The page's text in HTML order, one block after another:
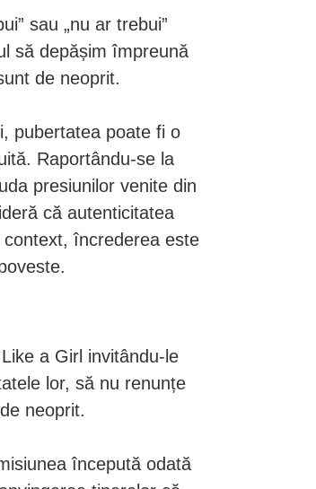
sau „nu ar trebui”
să depășim împreună
de neoprit.
pubertatea poate fi o
Raportându-se la
presiunilor venite din
că autenticitatea
încrederea este
a Girl invitându-le
lor, să nu renunțe
neoprit.
începută odată